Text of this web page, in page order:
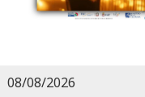
08/08/2026